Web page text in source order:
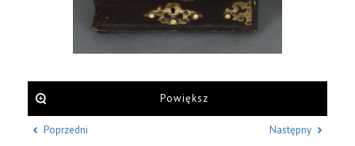
Powiększ
Poprzedni Następny